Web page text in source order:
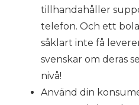
tillhandahåller
telefon. Och ett
såklart inte få
svenskar om deras
nivå!
Använd din